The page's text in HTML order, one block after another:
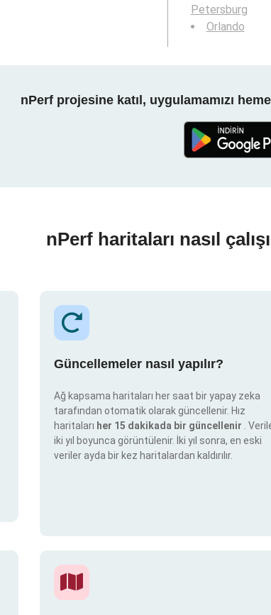
Petersburg
Orlando
nPerf projesine katıl, uygulamamızı
nPerf haritaları nasıl
Güncellemeler nasıl yapılır?
Ağ kapsama haritaları her saat bir yapay zeka
tarafından otomatik olarak güncellenir. Hız
haritaları her 15 dakikada bir güncellenir
.
iki yıl boyunca görüntülenir. İki yıl sonra, en eski
veriler ayda bir kez haritalardan kaldırılır.